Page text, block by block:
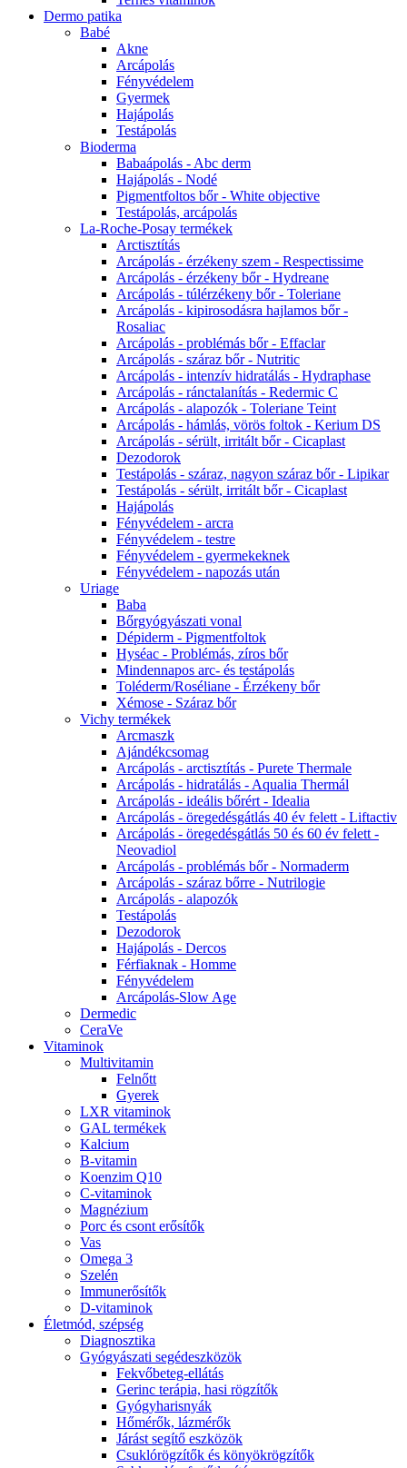
Dermo patika
Babé
Akne
Arcápolás
Fényvédelem
Gyermek
Hajápolás
Testápolás
Bioderma
Babaápolás - Abc derm
Hajápolás - Nodé
Pigmentfoltos bőr - White objective
Testápolás, arcápolás
La-Roche-Posay termékek
Arctisztítás
Arcápolás - érzékeny szem - Respectissime
Arcápolás - érzékeny bőr - Hydreane
Arcápolás - túlérzékeny bőr - Toleriane
Arcápolás - kipirosodásra hajlamos bőr -
Rosaliac
Arcápolás - problémás bőr - Effaclar
Arcápolás - száraz bőr - Nutritic
Arcápolás - intenzív hidratálás - Hydraphase
Arcápolás - ránctalanítás - Redermic C
Arcápolás - alapozók - Toleriane Teint
Arcápolás - hámlás, vörös foltok - Kerium DS
Arcápolás - sérült, irritált bőr - Cicaplast
Dezodorok
Testápolás - száraz, nagyon száraz bőr - Lipikar
Testápolás - sérült, irritált bőr - Cicaplast
Hajápolás
Fényvédelem - arcra
Fényvédelem - testre
Fényvédelem - gyermekeknek
Fényvédelem - napozás után
Uriage
Baba
Bőrgyógyászati vonal
Dépiderm - Pigmentfoltok
Hyséac - Problémás, zíros bőr
Mindennapos arc- és testápolás
Toléderm/Roséliane - Érzékeny bőr
Xémose - Száraz bőr
Vichy termékek
Arcmaszk
Ajándékcsomag
Arcápolás - arctisztítás - Purete Thermale
Arcápolás - hidratálás - Aqualia Thermál
Arcápolás - ideális bőrért - Idealia
Arcápolás - öregedésgátlás 40 év felett - Liftactiv
Arcápolás - öregedésgátlás 50 és 60 év felett -
Neovadiol
Arcápolás - problémás bőr - Normaderm
Arcápolás - száraz bőrre - Nutrilogie
Arcápolás - alapozók
Testápolás
Dezodorok
Hajápolás - Dercos
Férfiaknak - Homme
Fényvédelem
Arcápolás-Slow Age
Dermedic
CeraVe
Vitaminok
Multivitamin
Felnőtt
Gyerek
LXR vitaminok
GAL termékek
Kalcium
B-vitamin
Koenzim Q10
C-vitaminok
Magnézium
Porc és csont erősítők
Vas
Omega 3
Szelén
Immunerősítők
D-vitaminok
Életmód, szépség
Diagnosztika
Gyógyászati segédeszközök
Fekvőbeteg-ellátás
Gerinc terápia, hasi rögzítők
Gyógyharisnyák
Hőmérők, lázmérők
Járást segítő eszközök
Csuklórögzítők és könyökrögzítők